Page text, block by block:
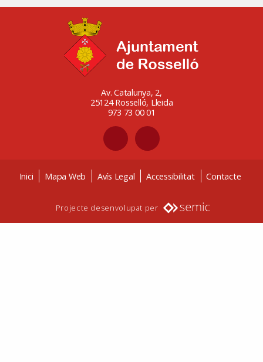
Av. Catalunya, 2,
25124 Rosselló, Lleida
973 73 00 01
Inici Mapa Web Avís Legal Accessibilitat Contacte
Projecte desenvolupat per